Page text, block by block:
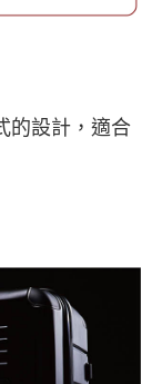
的設計，適合